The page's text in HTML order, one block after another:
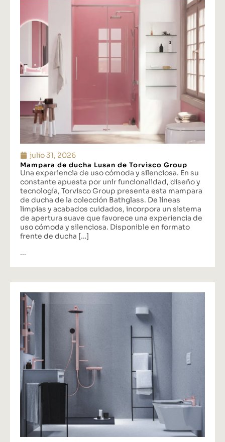
julio 31, 2026
Mampara de ducha Lusan de Torvisco Group
Una experiencia de uso cómoda y silenciosa. En su
constante apuesta por unir funcionalidad, diseño y
tecnología, Torvisco Group presenta esta mampara
de ducha de la colección Bathglass. De líneas
limpias y acabados cuidados, incorpora un sistema
de apertura suave que favorece una experiencia de
uso cómoda y silenciosa. Disponible en formato
frente de ducha […]